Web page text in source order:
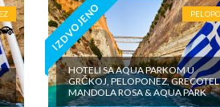
IZDVOJENO
HOTELI SA AQUA PARKOM U
GRČKOJ, PELOPONEZ, GRECOTEL
MANDOLA ROSA & AQUA PARK